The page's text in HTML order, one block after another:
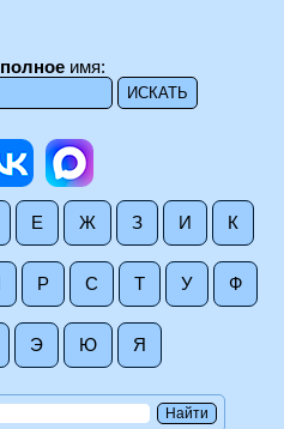
полное имя:
Е Ж З И К
Р С Т У Ф
Э Ю Я